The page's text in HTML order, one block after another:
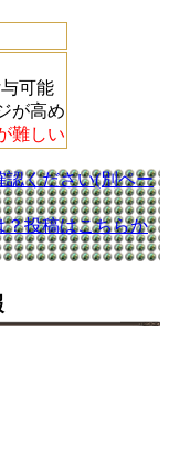
可能
が高め
難しい
認ください(別ペー
？投稿はこちらか